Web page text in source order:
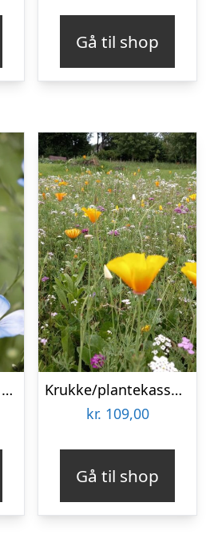
Gå til shop
Almindelig Hør frø til 5 m2
Krukke/plantekasse blomsterblanding – 50 m2
kr. 109,00
Gå til shop